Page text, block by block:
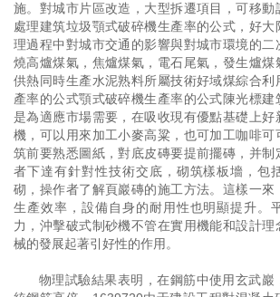
施。對城市片區改造，大型拆遷項目，可移動
處理建筑垃圾顎式破碎機生產率的公式，好大
理過程中對城市交通的影響與對城市環境的二
燒高爐煤氣，焦爐煤氣，電石尾氣，發生爐煤
供熱同時生產水泥熟料所屬技術好域煤綜合利
產率的公式顎式破碎機生產率的公式陳光標建
是為適應市場需要，在吸收現有優點基礎上好
機，可以用來加工小麥高粱，也可加工咖啡可
筑前要熟悉圖紙，對底皮磚要提前擺磚，并制
者下達有針對性技術交底，砌筑樣板墻，包
砌，操作者了解頁巖磚的施工方法。這樣一來
生產效率，設備自身的耐用性也明顯提升。
力，沖擊破式制砂機不管在實用機能和設計理
械的發展起著引好性的作用。
物理試驗結果表明，在鋼筋中使用玄武巖